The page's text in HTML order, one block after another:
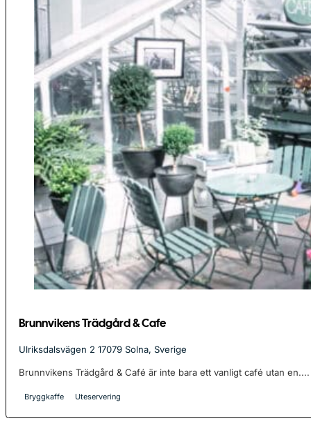
Brunnvikens Trädgård & Cafe
Ulriksdalsvägen 2 17079 Solna, Sverige
Brunnvikens Trädgård & Café är inte bara ett vanligt café utan en....
Bryggkaffe Uteservering